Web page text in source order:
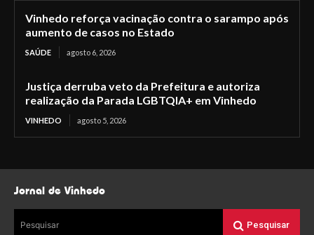
Vinhedo reforça vacinação contra o sarampo após
aumento de casos no Estado
SAÚDE agosto 6, 2026
Justiça derruba veto da Prefeitura e autoriza
realização da Parada LGBTQIA+ em Vinhedo
VINHEDO agosto 5, 2026
Jornal de Vinhedo
Pesquisar Pesquisar